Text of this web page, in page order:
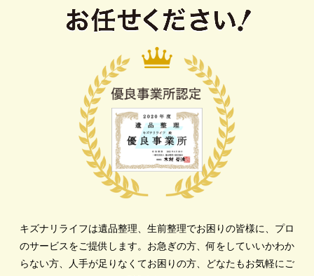
キズナリライフは遺品整理、生前整理でお困りの皆様に、プロ
のサービスをご提供します。 お急ぎの方、何をしていいかわか
らない方、人手が足りなくてお困りの方、どなたもお気軽にご